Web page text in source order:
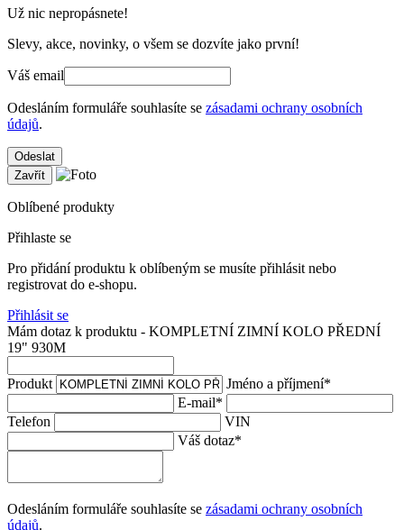
Už nic nepropásnete!
Slevy, akce, novinky, o všem se dozvíte jako první!
Váš email
Odesláním formuláře souhlasíte se zásadami ochrany osobních
údajů.
Odeslat
Zavřít
Oblíbené produkty
Přihlaste se
Pro přidání produktu k oblíbeným se musíte přihlásit nebo
registrovat do e-shopu.
Přihlásit se
Mám dotaz k produktu - KOMPLETNÍ ZIMNÍ KOLO PŘEDNÍ
19" 930M
Produkt Jméno a příjmení*
E-mail*
Telefon
VIN
Váš dotaz*
Odesláním formuláře souhlasíte se zásadami ochrany osobních
údajů.